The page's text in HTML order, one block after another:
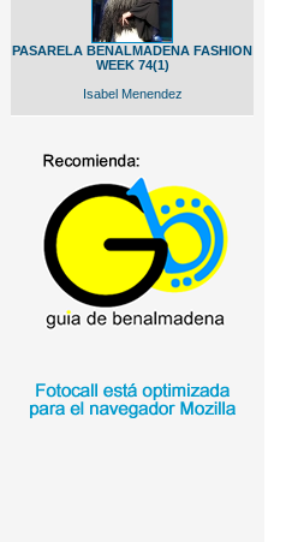
PASARELA BENALMADENA FASHION
WEEK 74(1)
Isabel Menendez